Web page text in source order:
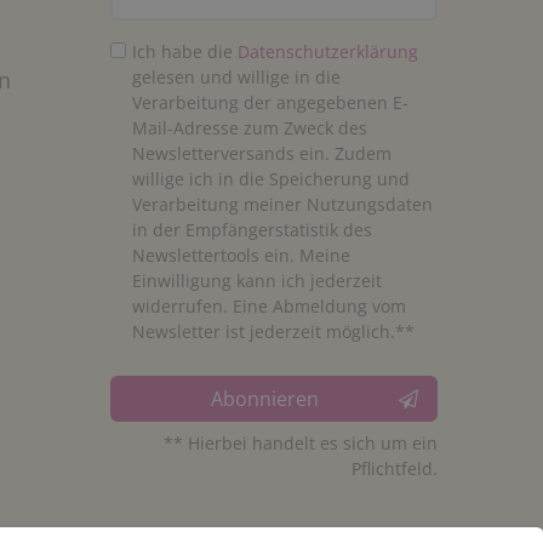
Ich habe die Daten­schutz­erklärung
gelesen und willige in die
Verarbeitung der angegebenen E-
Mail-Adresse zum Zweck des
Newsletterversands ein. Zudem
willige ich in die Speicherung und
Verarbeitung meiner Nutzungsdaten
in der Empfängerstatistik des
Newslettertools ein. Meine
Einwilligung kann ich jederzeit
widerrufen. Eine Abmeldung vom
Newsletter ist jederzeit möglich.**
Abonnieren
** Hierbei handelt es sich um ein
Pflichtfeld.